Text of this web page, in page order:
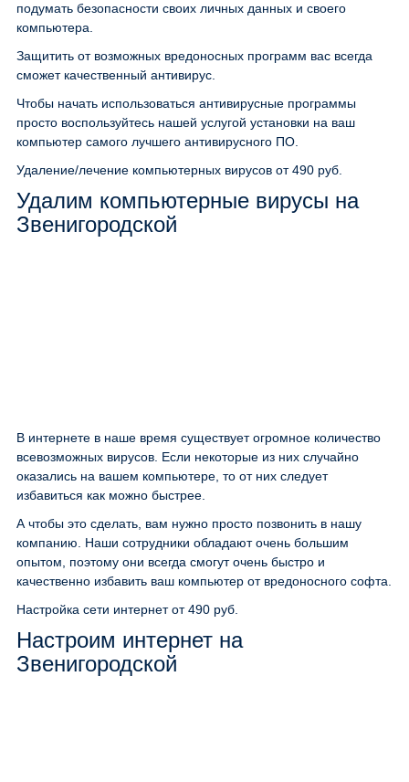
подумать безопасности своих личных данных и своего
компьютера.
Защитить от возможных вредоносных программ вас всегда
сможет качественный антивирус.
Чтобы начать использоваться антивирусные программы
просто воспользуйтесь нашей услугой установки на ваш
компьютер самого лучшего антивирусного ПО.
Удаление/лечение компьютерных вирусов от 490 руб.
Удалим компьютерные вирусы на
Звенигородской
В интернете в наше время существует огромное количество
всевозможных вирусов. Если некоторые из них случайно
оказались на вашем компьютере, то от них следует
избавиться как можно быстрее.
А чтобы это сделать, вам нужно просто позвонить в нашу
компанию. Наши сотрудники обладают очень большим
опытом, поэтому они всегда смогут очень быстро и
качественно избавить ваш компьютер от вредоносного софта.
Настройка сети интернет от 490 руб.
Настроим интернет на
Звенигородской